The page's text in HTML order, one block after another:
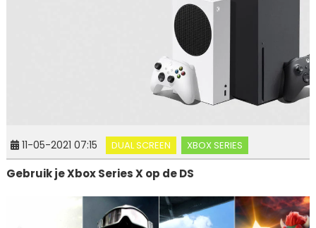
11-05-2021 07:15 DUAL SCREEN XBOX SERIES
Gebruik je Xbox Series X op de DS